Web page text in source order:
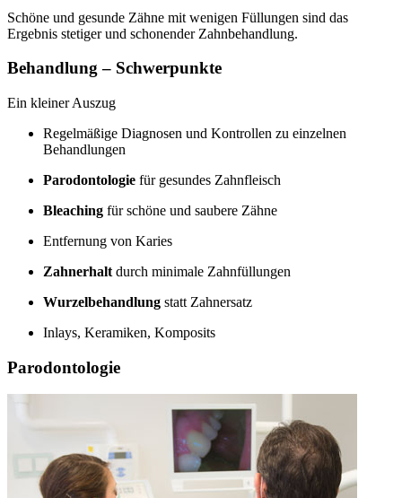
Schöne und gesunde Zähne mit wenigen Füllungen sind das
Ergebnis stetiger und schonender Zahnbehandlung.
Behandlung – Schwerpunkte
Ein kleiner Auszug
Regelmäßige Diagnosen und Kontrollen zu einzelnen
Behandlungen
Parodontologie für gesundes Zahnfleisch
Bleaching für schöne und saubere Zähne
Entfernung von Karies
Zahnerhalt durch minimale Zahnfüllungen
Wurzelbehandlung statt Zahnersatz
Inlays, Keramiken, Komposits
Parodontologie